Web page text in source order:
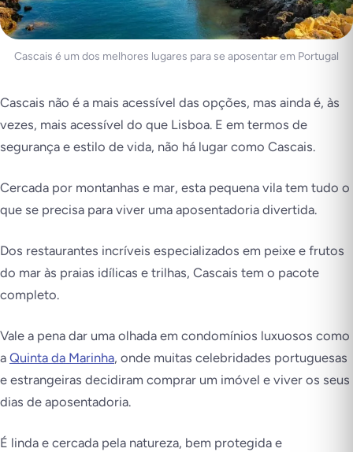
Cascais é um dos melhores lugares para se aposentar em Portugal
Cascais não é a mais acessível das opções, mas ainda é, às
vezes, mais acessível do que Lisboa. E em termos de
segurança e estilo de vida, não há lugar como Cascais.
Cercada por montanhas e mar, esta pequena vila tem tudo o
que se precisa para viver uma aposentadoria divertida.
Dos restaurantes incríveis especializados em peixe e frutos
do mar às praias idílicas e trilhas, Cascais tem o pacote
completo.
Vale a pena dar uma olhada em condomínios luxuosos como
a Quinta da Marinha, onde muitas celebridades portuguesas
e estrangeiras decidiram comprar um imóvel e viver os seus
dias de aposentadoria.
É linda e cercada pela natureza, bem protegida e